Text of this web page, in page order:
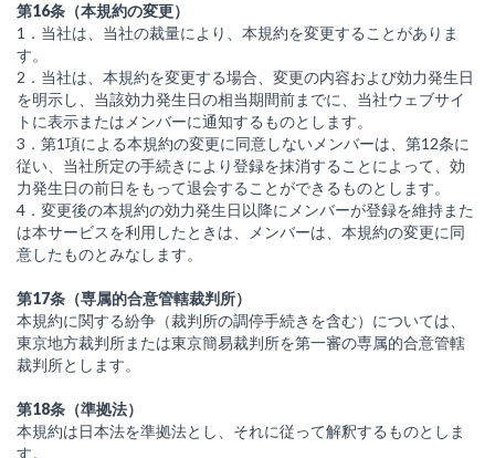
第16条（本規約の変更）
1．当社は、当社の裁量により、本規約を変更することがありま
す。
2．当社は、本規約を変更する場合、変更の内容および効力発生日
を明示し、当該効力発生日の相当期間前までに、当社ウェブサイ
トに表示またはメンバーに通知するものとします。
3．第1項による本規約の変更に同意しないメンバーは、第12条に
従い、当社所定の手続きにより登録を抹消することによって、効
力発生日の前日をもって退会することができるものとします。
4．変更後の本規約の効力発生日以降にメンバーが登録を維持また
は本サービスを利用したときは、メンバーは、本規約の変更に同
意したものとみなします。
第17条（専属的合意管轄裁判所）
本規約に関する紛争（裁判所の調停手続きを含む）については、
東京地方裁判所または東京簡易裁判所を第一審の専属的合意管轄
裁判所とします。
第18条（準拠法）
本規約は日本法を準拠法とし、それに従って解釈するものとしま
す。